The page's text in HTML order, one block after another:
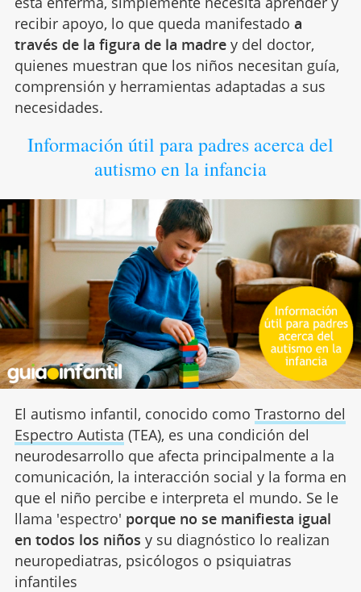
recibir apoyo, lo que queda manifestado a
través de la figura de la madrey del doctor,
quienes muestran que los niños necesitan guía,
comprensión y herramientas adaptadas a sus
necesidades.
Información útil para padres acerca del
autismo en la infancia
El autismo infantil, conocido como Trastorno del
Espectro Autista (TEA), es una condición del
neurodesarrollo que afecta principalmente a la
comunicación, la interacción social y la forma en
que el niño percibe e interpreta el mundo. Se le
llama 'espectro' porque no se manifiesta igual
en todos los niños y su diagnóstico lo realizan
neuropediatras, psicólogos o psiquiatras
infantiles